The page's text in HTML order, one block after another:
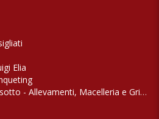
Elia
- Allevamenti, Macelleria e Griglieria